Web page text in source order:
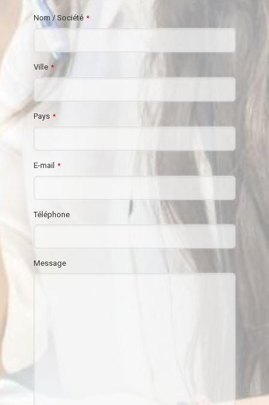
Nom / Société *
Ville *
Pays *
E-mail *
Téléphone
Message